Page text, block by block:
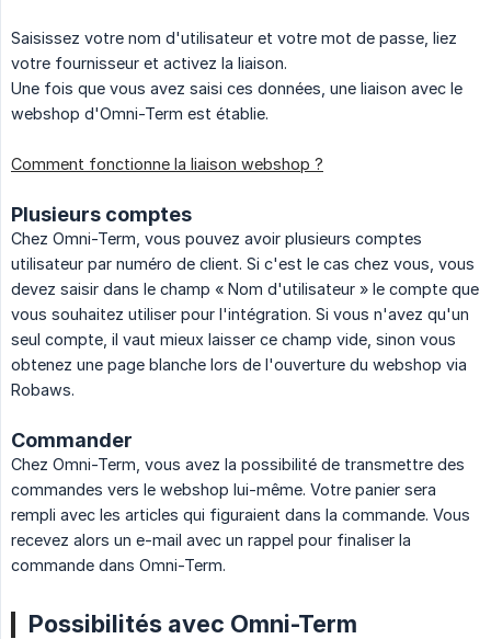
Saisissez votre nom d'utilisateur et votre mot de passe, liez
votre fournisseur et activez la liaison.
Une fois que vous avez saisi ces données, une liaison avec le
webshop d'Omni-Term est établie.
Comment fonctionne la liaison webshop ?
Plusieurs comptes
Chez Omni-Term, vous pouvez avoir plusieurs comptes
utilisateur par numéro de client. Si c'est le cas chez vous, vous
devez saisir dans le champ « Nom d'utilisateur » le compte que
vous souhaitez utiliser pour l'intégration. Si vous n'avez qu'un
seul compte, il vaut mieux laisser ce champ vide, sinon vous
obtenez une page blanche lors de l'ouverture du webshop via
Robaws.
Commander
Chez Omni-Term, vous avez la possibilité de transmettre des
commandes vers le webshop lui-même. Votre panier sera
rempli avec les articles qui figuraient dans la commande. Vous
recevez alors un e-mail avec un rappel pour finaliser la
commande dans Omni-Term.
Possibilités avec Omni-Term